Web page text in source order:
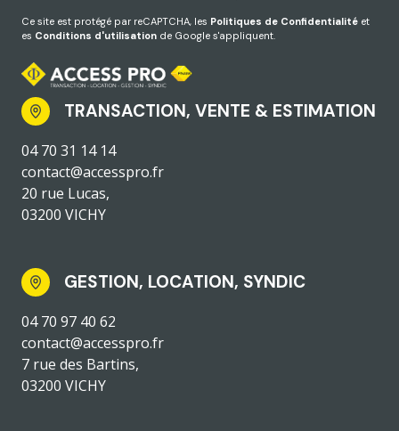
Ce site est protégé par reCAPTCHA, les Politiques de Confidentialité et
es Conditions d'utilisation de Google s'appliquent.
TRANSACTION, VENTE & ESTIMATION
04 70 31 14 14
contact@accesspro.fr
20 rue Lucas,
03200 VICHY
GESTION, LOCATION, SYNDIC
04 70 97 40 62
contact@accesspro.fr
7 rue des Bartins,
03200 VICHY